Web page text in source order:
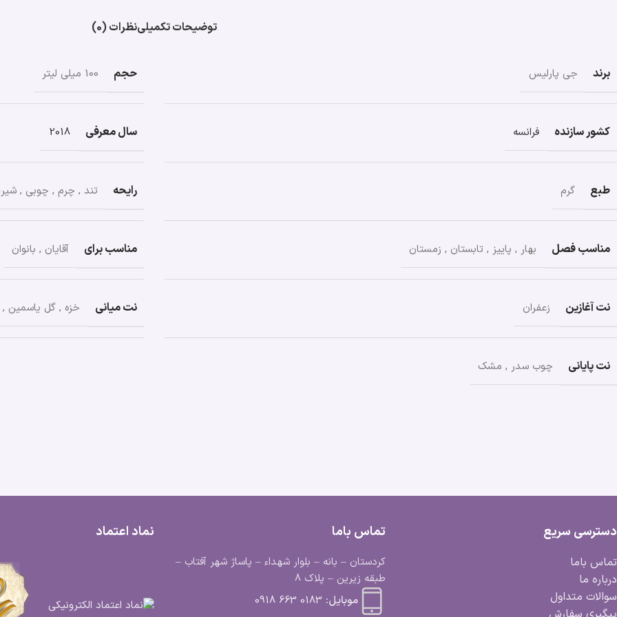
توضیحات تکمیلینظرات (0)
برند جی پارلیس حجم 100 میلی لیتر
کشور سازنده فرانسه سال معرفی 2018
طبع گرم رایحه تند , چرم , چوبی ,
مناسب فصل بهار , پاییز , تابستان , زمستان مناسب برای آقایان , بانوان
نت آغازین زعفران نت میانی خزه , گل یاسمین ,
نت پایانی چوب سدر , مشک
دسترسی سریع
تماس باما
درباره ما
سوالات متداول
تماس باما
کردستان – بانه – بلوار شهداء – پاساژ شهر آفتاب –
طبقه زیرین – پلاک 8
موبایل: 0183 663 0918
نماد اعتماد